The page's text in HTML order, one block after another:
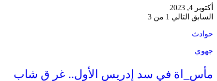
أكتوبر 4, 2023
السابق التالي 1 من 3
حوادث
جهوي
مأس_اة في سد إدريس الأول.. غر ق شاب